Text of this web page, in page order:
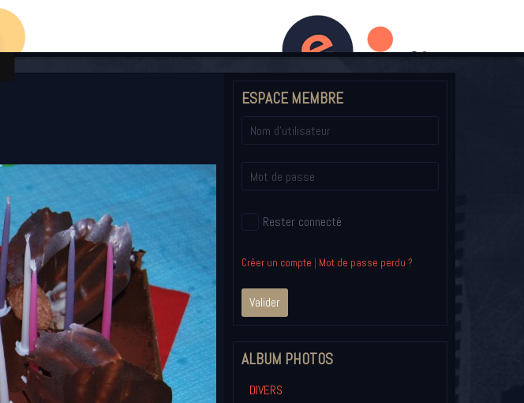
LIVRE D'OR
ESPACE MEMBRE
Rester connecté
Créer un compte | Mot de passe perdu ?
Valider
ALBUM PHOTOS
DIVERS